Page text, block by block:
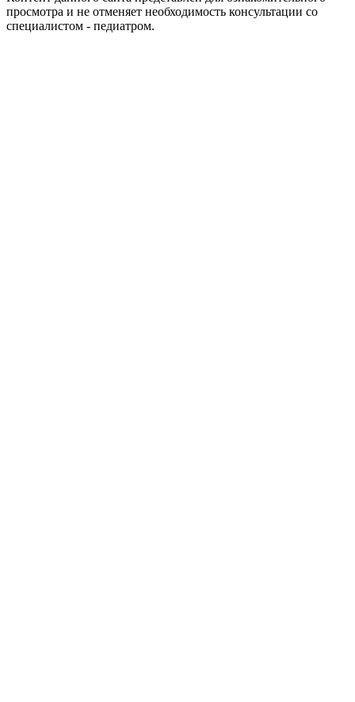
просмотра и не отменяет необходимость консультации со
специалистом - педиатром.